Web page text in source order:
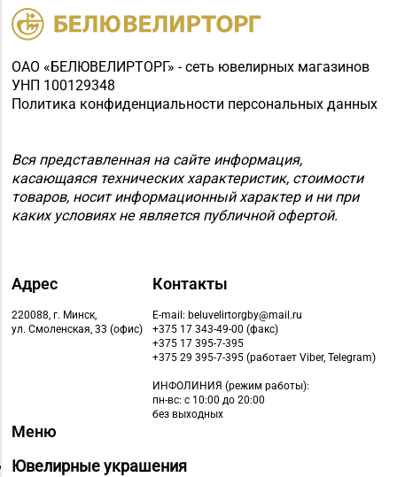
ОАО «БЕЛЮВЕЛИРТОРГ» - сеть ювелирных магазинов
УНП 100129348
Политика конфиденциальности персональных данных
Вся представленная на сайте информация,
касающаяся технических характеристик, стоимости
товаров, носит информационный характер и ни при
каких условиях не является публичной офертой.
Адрес
220088, г. Минск,
ул. Смоленская, 33 (офис)
Контакты
E-mail: beluvelirtorgby@mail.ru
+375 17 343-49-00 (факс)
+375 17 395-7-395
+375 29 395-7-395 (работает Viber, Telegram)
ИНФОЛИНИЯ (режим работы):
пн-вс: с 10:00 до 20:00
без выходных
Меню
Ювелирные украшения